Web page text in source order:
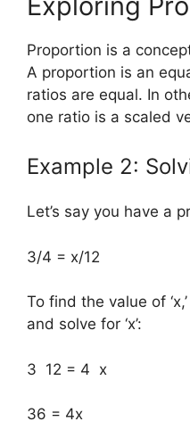
Proportion is a
A proportion is an
ratios are equal. In
one ratio is a scaled
Example 2:
Let’s say you have a
3/4 = x/12
To find the value of
and solve for ‘x’:
3 12 = 4 x
36 = 4x